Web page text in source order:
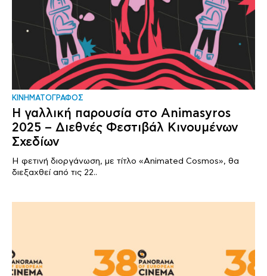
ΚΙΝΗΜΑΤΟΓΡΑΦΟΣ
Η γαλλική παρουσία στο Animasyros
2025 – Διεθνές Φεστιβάλ Κινουμένων
Σχεδίων
Η φετινή διοργάνωση, με τίτλο «Animated Cosmos», θα
διεξαχθεί από τις 22..